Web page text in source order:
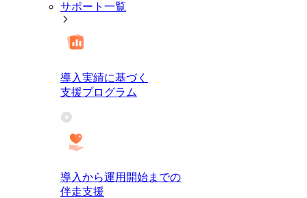
サポート一覧
導入実績に基づく
支援プログラム
導入から運用開始までの
伴走支援